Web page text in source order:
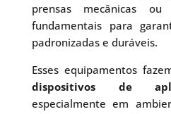
prensas mecânicas ou
fundamentais para
padronizadas e duráveis.
Esses equipamentos
dispositivos de
especialmente em